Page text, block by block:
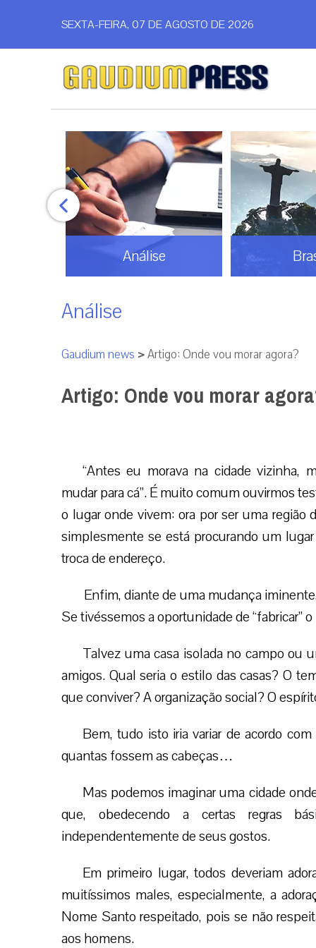
SEXTA-FEIRA, 07 DE AGOSTO DE 2026
Análise
Análise
Gaudium news >Artigo: Onde vou morar agora?
Artigo: Onde vou morar
“Antes eu morava na cidade vizinha,
mudar para cá”. É muito comum ouvirmos
o lugar onde vivem: ora por ser uma
simplesmente se está procurando um
troca de endereço.
Enfim, diante de uma mudança
Se tivéssemos a oportunidade de “fabricar”
Talvez uma casa isolada no campo ou
amigos. Qual seria o estilo das casas? O
que conviver? A organização social? O
Bem, tudo isto iria variar de acordo
quantas fossem as cabeças…
Mas podemos imaginar uma cidade
que, obedecendo a certas regras
independentemente de seus gostos.
Em primeiro lugar, todos deveriam
muitíssimos males, especialmente, a
Nome Santo respeitado, pois se não
aos homens.